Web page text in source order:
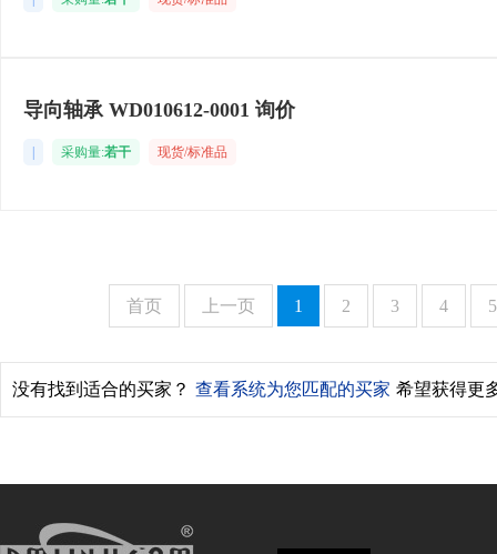
导向轴承 WD010612-0001 询价
采购量:若干 现货/标准品
首页 上一页 1 2 3 4 5
没有找到适合的买家？ 查看系统为您匹配的买家 希望获得更